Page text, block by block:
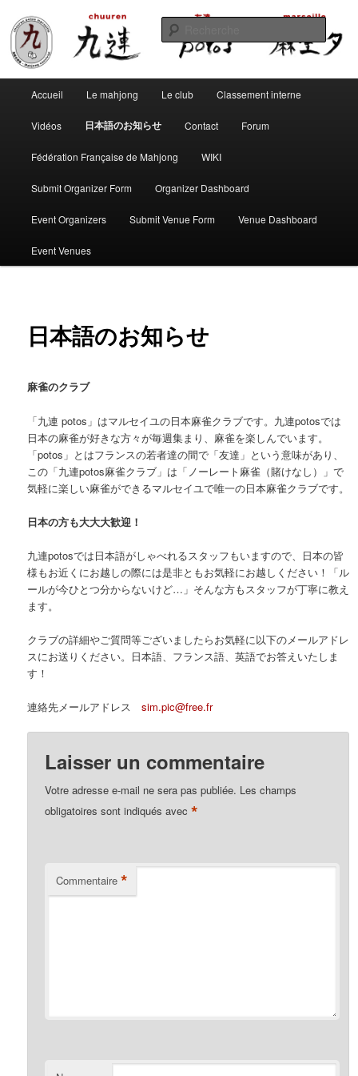
contenu
principalChuuren potos Marseille – Mahjong
convivial
principal
Accueil Le mahjong Le club Classement interne
Vidéos 日本語のお知らせ Contact Forum
Fédération Française de Mahjong WIKI
Submit Organizer Form Organizer Dashboard
Event Organizers Submit Venue Form Venue Dashboard
Event Venues
日本語のお知らせ
麻雀のクラブ
「九連 potos」はマルセイユの日本麻雀クラブです。九連potosでは
日本の麻雀が好きな方々が毎週集まり、麻雀を楽しんでいます。
「potos」とはフランスの若者達の間で「友達」という意味があり、
この「九連potos麻雀クラブ」は「ノーレート麻雀（賭けなし）」で
気軽に楽しい麻雀ができるマルセイユで唯一の日本麻雀クラブです。
日本の方も大大大歓迎！
九連potosでは日本語がしゃべれるスタッフもいますので、日本の皆
様もお近くにお越しの際には是非ともお気軽にお越しください！「ル
ールが今ひとつ分からないけど…」そんな方もスタッフが丁寧に教え
ます。
クラブの詳細やご質問等ございましたらお気軽に以下のメールアドレ
スにお送りください。日本語、フランス語、英語でお答えいたしま
す！
連絡先メールアドレスsim.pic@free.fr
Laisser un commentaire
Votre adresse e-mail ne sera pas publiée. Les champs
obligatoires sont indiqués avec*
Commentaire *